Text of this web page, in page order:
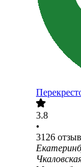
3.8
•
3126